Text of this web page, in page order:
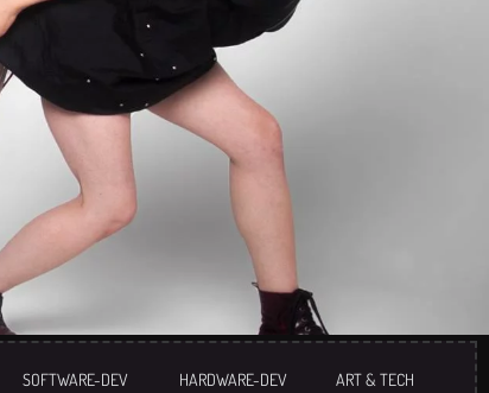
SOFTWARE-DEV HARDWARE-DEV ART & TECH